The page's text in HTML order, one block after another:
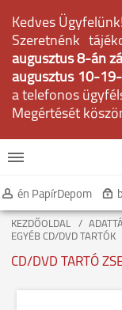
Kedves Ügyfelünk!
Szeretnénk
augusztus 8-án
augusztus 10-
a telefonos
Megértését
én PapírDepom
KEZDŐOLDAL
EGYÉB CD/DVD TARTÓK
CD/DVD TARTÓ